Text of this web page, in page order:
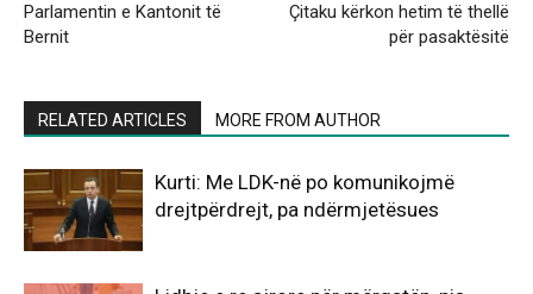
Parlamentin e Kantonit të
Bernit
Çitaku kërkon hetim të thellë
për pasaktësitë
RELATED ARTICLES MORE FROM AUTHOR
Kurti: Me LDK-në po komunikojmë
drejtpërdrejt, pa ndërmjetësues